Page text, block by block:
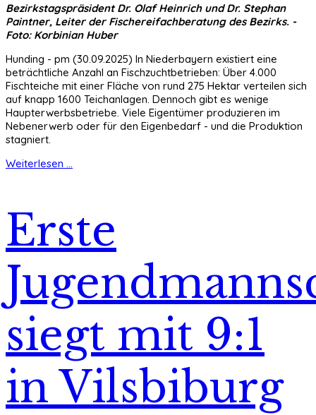
Bezirkstagspräsident Dr. Olaf Heinrich und Dr. Stephan
Paintner, Leiter der Fischereifachberatung des Bezirks. -
Foto: Korbinian Huber
Hunding - pm (30.09.2025) In Niederbayern existiert eine
beträchtliche Anzahl an Fischzuchtbetrieben: Über 4.000
Fischteiche mit einer Fläche von rund 275 Hektar verteilen sich
auf knapp 1600 Teichanlagen. Dennoch gibt es wenige
Haupterwerbsbetriebe. Viele Eigentümer produzieren im
Nebenerwerb oder für den Eigenbedarf - und die Produktion
stagniert.
Weiterlesen ...
Erste
siegt mit 9:1
in Vilsbiburg